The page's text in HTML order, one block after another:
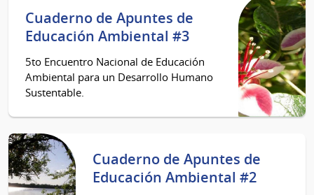
Cuaderno de Apuntes de
Educación Ambiental #3
5to Encuentro Nacional de Educación
Ambiental para un Desarrollo Humano
Sustentable.
Cuaderno de Apuntes de
Educación Ambiental #2